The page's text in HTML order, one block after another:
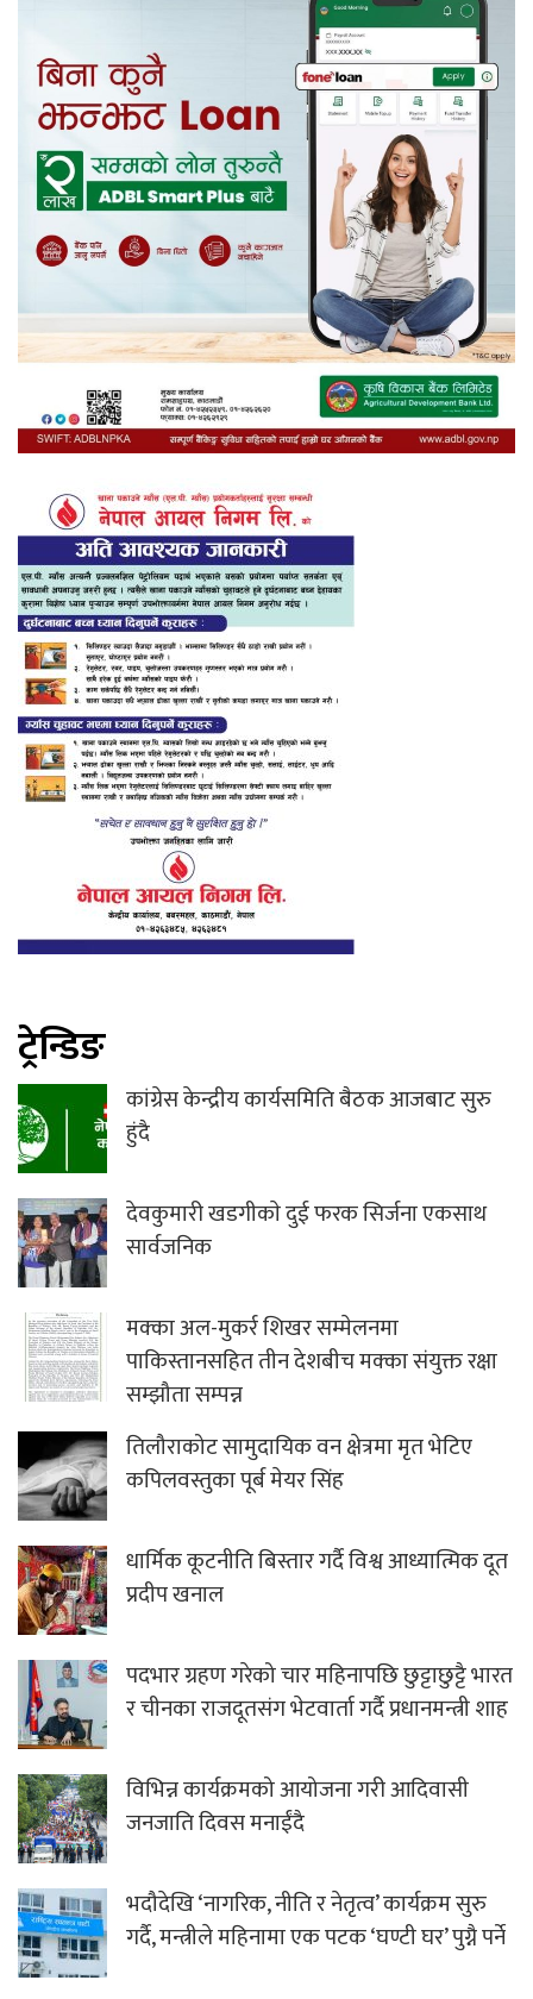
ट्रेन्डिङ
कांग्रेस केन्द्रीय कार्यसमिति बैठक आजबाट सुरु
हुंदै
देवकुमारी खडगीकाे दुई फरक सिर्जना एकसाथ
सार्वजनिक
मक्का अल-मुकर्र शिखर सम्मेलनमा
पाकिस्तानसहित तीन देशबीच मक्का संयुक्त रक्षा
सम्झौता सम्पन्न
तिलौराकोट सामुदायिक वन क्षेत्रमा मृत भेटिए
कपिलवस्तुका पूर्ब मेयर सिंह
धार्मिक कूटनीति बिस्तार गर्दै विश्व आध्यात्मिक दूत
प्रदीप खनाल
पदभार ग्रहण गरेको चार महिनापछि छुट्टाछुट्टै भारत
र चीनका राजदूतसंग भेटवार्ता गर्दै प्रधानमन्त्री शाह
विभिन्न कार्यक्रमको आयोजना गरी आदिवासी
जनजाति दिवस मनाईंदै
भदौदेखि ‘नागरिक, नीति र नेतृत्व’ कार्यक्रम सुरु
गर्दै, मन्त्रीले महिनामा एक पटक ‘घण्टी घर’ पुग्नै पर्ने